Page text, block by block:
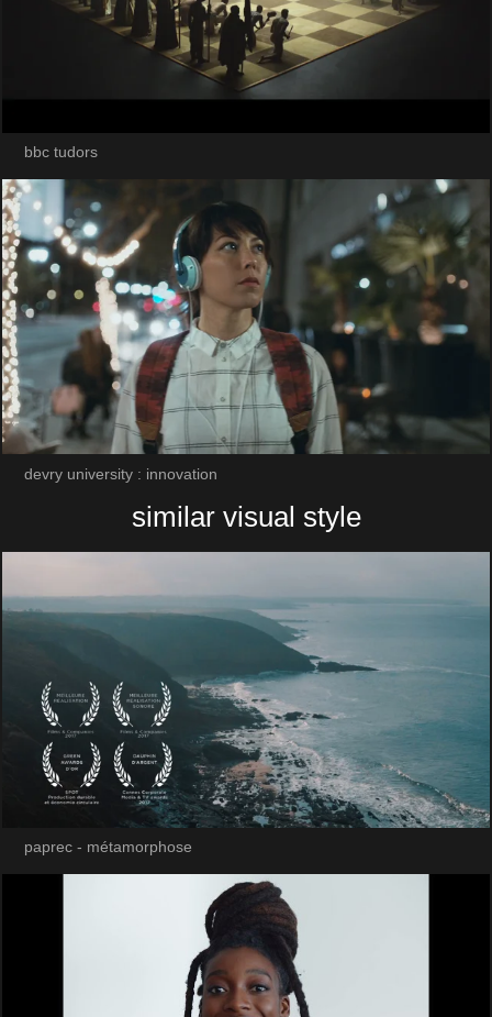
bbc tudors
devry university : innovation
similar visual style
paprec - métamorphose